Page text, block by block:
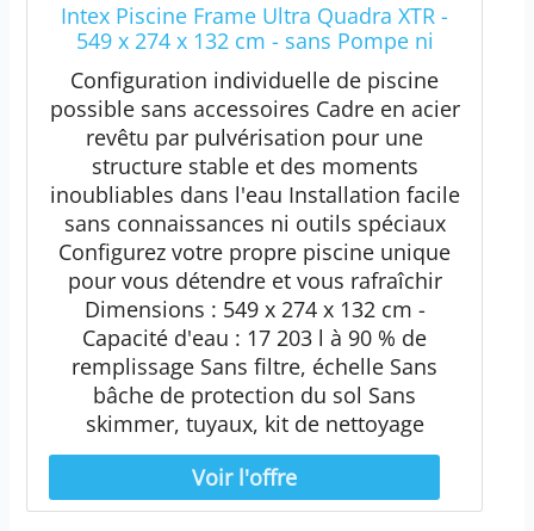
Intex Piscine Frame Ultra Quadra XTR -
549 x 274 x 132 cm - sans Pompe ni
Accessoires
Configuration individuelle de piscine
possible sans accessoires Cadre en acier
revêtu par pulvérisation pour une
structure stable et des moments
inoubliables dans l'eau Installation facile
sans connaissances ni outils spéciaux
Configurez votre propre piscine unique
pour vous détendre et vous rafraîchir
Dimensions : 549 x 274 x 132 cm -
Capacité d'eau : 17 203 l à 90 % de
remplissage Sans filtre, échelle Sans
bâche de protection du sol Sans
skimmer, tuyaux, kit de nettoyage